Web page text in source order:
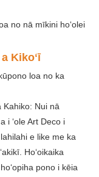
Kikoʻī
loa no ka
Kahiko: Nui nā
i ʻole Art Deco i
lahilahi e like me ka
Hoʻoikaika
pono i kēia